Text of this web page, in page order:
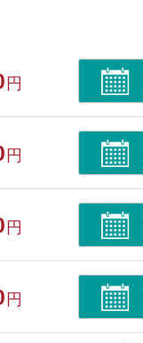
円
円
円
円